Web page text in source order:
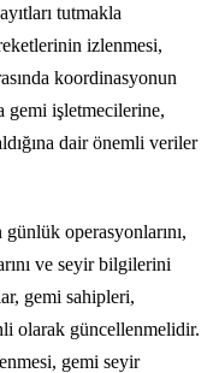
tutmakla
izlenmesi,
koordinasyonun
gemi işletmecilerine,
dair önemli veriler
operasyonlarını,
ve seyir bilgilerini
gemi sahipleri,
olarak güncellenmelidir.
gemi seyir